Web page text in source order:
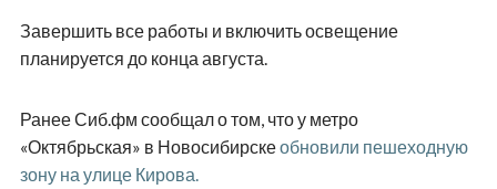
Завершить все работы и включить освещение
планируется до конца августа.
Ранее Сиб.фм сообщал о том, что у метро
«Октябрьская» в Новосибирскеобновили пешеходную
зону на улице Кирова.